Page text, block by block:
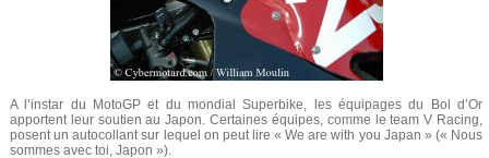
A l’instar du MotoGP et du mondial Superbike, les équipages du Bol d’Or
apportent leur soutien au Japon. Certaines équipes, comme le team V Racing,
posent un autocollant sur lequel on peut lire « We are with you Japan » (« Nous
sommes avec toi, Japon »).